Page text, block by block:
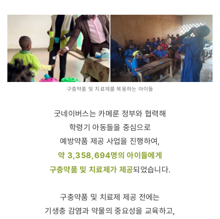
구충약품 및 치료제를 복용하는 아이들
굿네이버스는 카메룬 정부와 협력해
학령기 아동들을 중심으로
예방약품 제공 사업을 진행하여,
약 3,358,694명의 아이들에게
구충약품 및 치료제가 제공되었습니다.
구충약품 및 치료제 제공 전에는
기생충 감염과 약물의 중요성을 교육하고,